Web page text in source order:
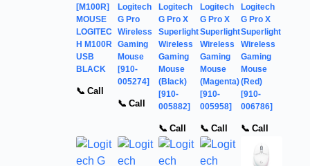
[M100R]
MOUSE
LOGITEC
H M100R
USB
BLACK
📞 Call
Logitech
G Pro
Wireless
Gaming
Mouse
[910-
005274]
📞 Call
Logitech
G Pro X
Superlight
Wireless
Gaming
Mouse
(Black)
[910-
005882]
📞 Call
Logitech
G Pro X
Superlight
Wireless
Gaming
Mouse
(Magenta)
[910-
005958]
📞 Call
Logitech
G Pro X
Superlight
Wireless
Gaming
Mouse
(Red)
[910-
006786]
📞 Call